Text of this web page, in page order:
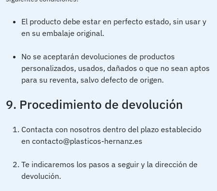
El producto debe estar en perfecto estado, sin usar y
en su embalaje original.
No se aceptarán devoluciones de productos
personalizados, usados, dañados o que no sean aptos
para su reventa, salvo defecto de origen.
9. Procedimiento de devolución
Contacta con nosotros dentro del plazo establecido
en contacto@plasticos-hernanz.es
Te indicaremos los pasos a seguir y la dirección de
devolución.